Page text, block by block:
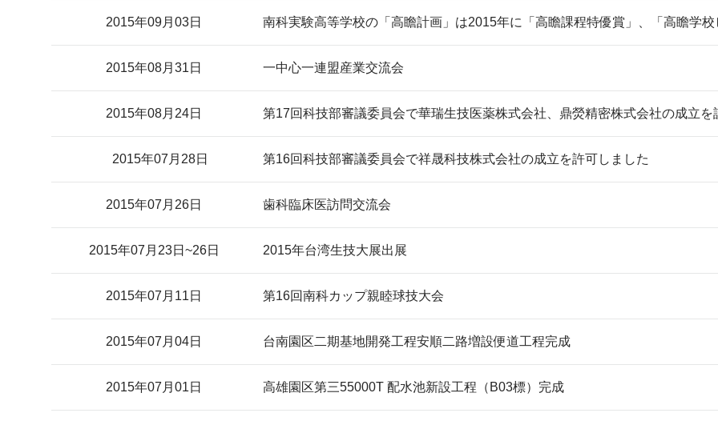
2015年09月03日 南科実験高等学校の「高瞻計画」は2015年に「高瞻課程特優賞」、「高瞻学
2015年08月31日 一中心一連盟産業交流会
2015年08月24日 第17回科技部審議委員会で華瑞生技医薬株式会社、鼎熒精密株式会社の成立を
2015年07月28日 第16回科技部審議委員会で祥晟科技株式会社の成立を許可しました
2015年07月26日 歯科臨床医訪問交流会
2015年07月23日~26日 2015年台湾生技大展出展
2015年07月11日 第16回南科カップ親睦球技大会
2015年07月04日 台南園区二期基地開発工程安順二路増設便道工程完成
2015年07月01日 高雄園区第三55000T 配水池新設工程（B03標）完成